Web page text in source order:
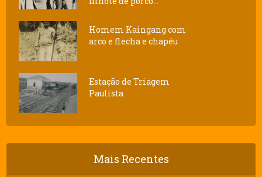
Homem Kaingang com
arco e flecha e chapéu
Estação de Triagem
Paulista
Mais Recentes